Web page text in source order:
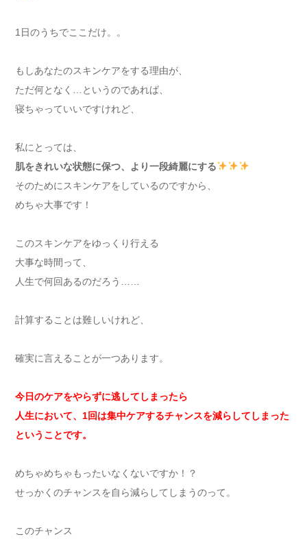
1日のうちでここだけ。。
もしあなたのスキンケアをする理由が、
ただ何となく…というのであれば、
寝ちゃっていいですけれど、
私にとっては、
肌をきれいな状態に保つ、より一段綺麗にする
そのためにスキンケアをしているのですから、
めちゃ大事です！
このスキンケアをゆっくり行える
大事な時間って、
人生で何回あるのだろう……
計算することは難しいけれど、
確実に言えることが一つあります。
今日のケアをやらずに逃してしまったら
人生において、1回は集中ケアするチャンスを減らしてしまった
ということです。
めちゃめちゃもったいなくないですか！？
せっかくのチャンスを自ら減らしてしまうのって。
このチャンス